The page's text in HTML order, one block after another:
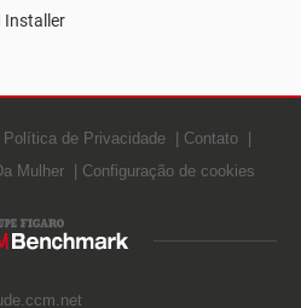
Installer
Política de Privacidade
Contato
Mulher Configuração de cookies